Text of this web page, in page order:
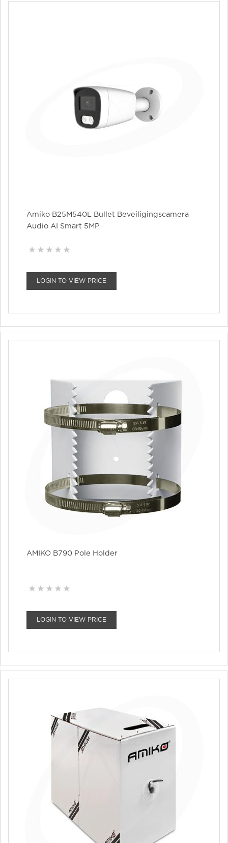
Amiko B25M540L Bullet Beveiligingscamera
Audio AI Smart 5MP
LOGIN TO VIEW PRICE
AMIKO B790 Pole Holder
LOGIN TO VIEW PRICE